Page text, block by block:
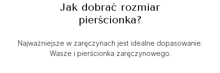
Jak dobrać rozmiar
pierścionka?
Najważniejsze w zaręczynach jest idealne dopasowanie.
Wasze i pierścionka zaręczynowego.